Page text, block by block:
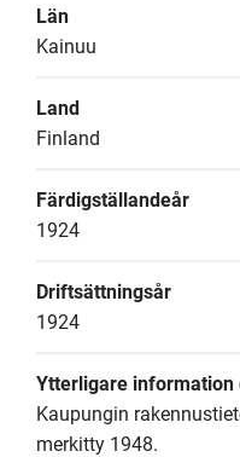
Län
Kainuu
Land
Finland
Färdigställandeår
1924
Driftsättningsår
1924
Ytterligare information
Kaupungin
merkitty 1948.